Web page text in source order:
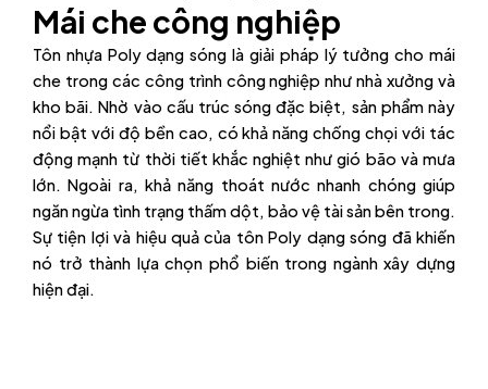
Mái che công nghiệp
Tôn nhựa Poly dạng sóng là giải pháp lý tưởng cho mái
che trong các công trình công nghiệp như nhà xưởng và
kho bãi. Nhờ vào cấu trúc sóng đặc biệt, sản phẩm này
nổi bật với độ bền cao, có khả năng chống chọi với tác
động mạnh từ thời tiết khắc nghiệt như gió bão và mưa
lớn. Ngoài ra, khả năng thoát nước nhanh chóng giúp
ngăn ngừa tình trạng thấm dột, bảo vệ tài sản bên trong.
Sự tiện lợi và hiệu quả của tôn Poly dạng sóng đã khiến
nó trở thành lựa chọn phổ biến trong ngành xây dựng
hiện đại.